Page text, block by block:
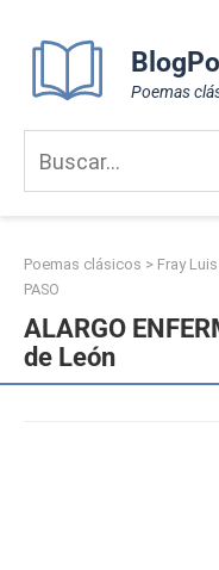
content
Poemas
Poemas clásicos > Fray
PASO
ALARGO
de León